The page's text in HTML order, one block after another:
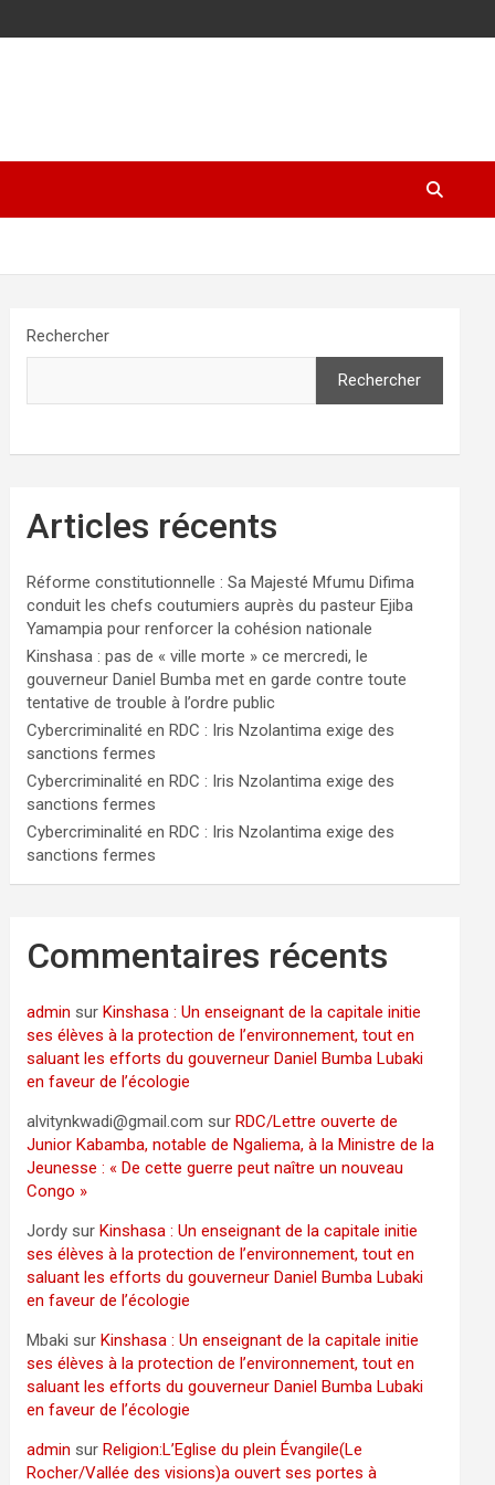
Rechercher
Rechercher
Articles récents
Réforme constitutionnelle : Sa Majesté Mfumu Difima
conduit les chefs coutumiers auprès du pasteur Ejiba
Yamampia pour renforcer la cohésion nationale
Kinshasa : pas de « ville morte » ce mercredi, le
gouverneur Daniel Bumba met en garde contre toute
tentative de trouble à l’ordre public
Cybercriminalité en RDC : Iris Nzolantima exige des
sanctions fermes
Cybercriminalité en RDC : Iris Nzolantima exige des
sanctions fermes
Cybercriminalité en RDC : Iris Nzolantima exige des
sanctions fermes
Commentaires récents
admin surKinshasa : Un enseignant de la capitale initie
ses élèves à la protection de l’environnement, tout en
saluant les efforts du gouverneur Daniel Bumba Lubaki
en faveur de l’écologie
alvitynkwadi@gmail.com surRDC/Lettre ouverte de
Junior Kabamba, notable de Ngaliema, à la Ministre de la
Jeunesse : « De cette guerre peut naître un nouveau
Congo »
Jordy surKinshasa : Un enseignant de la capitale initie
ses élèves à la protection de l’environnement, tout en
saluant les efforts du gouverneur Daniel Bumba Lubaki
en faveur de l’écologie
Mbaki surKinshasa : Un enseignant de la capitale initie
ses élèves à la protection de l’environnement, tout en
saluant les efforts du gouverneur Daniel Bumba Lubaki
en faveur de l’écologie
admin surReligion:L’Eglise du plein Évangile(Le
Rocher/Vallée des visions)a ouvert ses portes à